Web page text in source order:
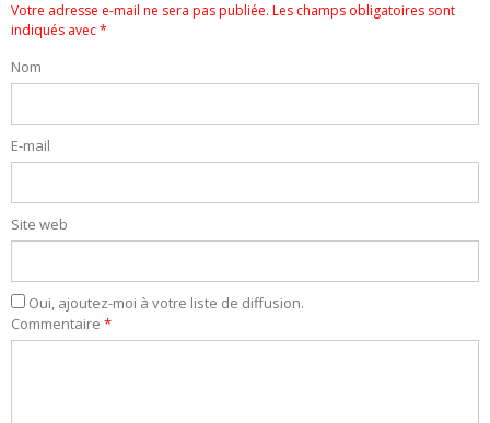
Votre adresse e-mail ne sera pas publiée. Les champs obligatoires sont
indiqués avec*
Nom
E-mail
Site web
Oui, ajoutez-moi à votre liste de diffusion.
Commentaire *